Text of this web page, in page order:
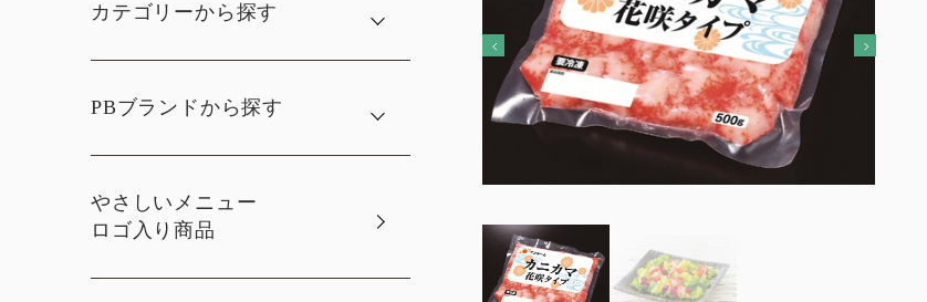
カテゴリーから探す
PBブランドから探す
やさしいメニュー
ロゴ入り商品